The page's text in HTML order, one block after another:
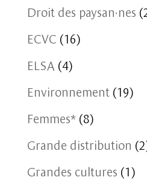
Droit des paysan·nes
ECVC (16)
ELSA (4)
Environnement (19)
Femmes*(8)
Grande distribution
Grandes cultures (1)